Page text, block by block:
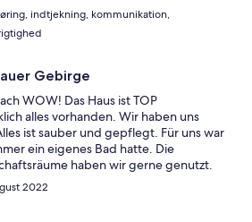
indtjekning, kommunikation,
Gebirge
WOW! Das Haus ist TOP
alles vorhanden. Wir haben uns
ist sauber und gepflegt. Für uns war
ein eigenes Bad hatte. Die
haben wir gerne genutzt.
auf der Dachterrasse quatschen. Für
es absolut passend. Wir empfehlen es
gerne wieder.
2022